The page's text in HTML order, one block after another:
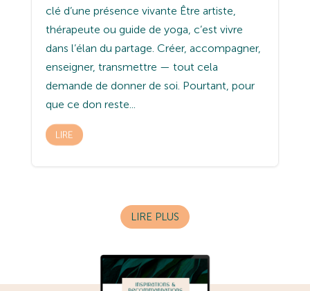
clé d’une présence vivante Être artiste,
thérapeute ou guide de yoga, c’est vivre
dans l’élan du partage. Créer, accompagner,
enseigner, transmettre — tout cela
demande de donner de soi. Pourtant, pour
que ce don reste...
LIRE
LIRE PLUS